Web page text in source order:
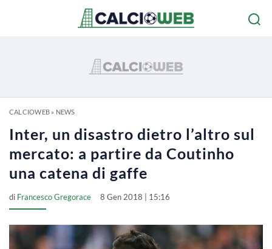
CALCIOWEB» NEWS
Inter, un disastro dietro l’altro sul
mercato: a partire da Coutinho
una catena di gaffe
di Francesco Gregorace 8 Gen 2018 | 15:16